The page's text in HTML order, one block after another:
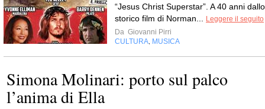
“Jesus Christ Superstar”. A 40 anni dallo
storico film di Norman...
Leggere il seguito
Da Giovanni Pirri
CULTURA MUSICA
Simona Molinari: porto sul palco
l’anima di Ella